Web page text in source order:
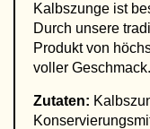
Kalbszunge ist
Durch unsere
Produkt von
voller Geschmack.
Zutaten: